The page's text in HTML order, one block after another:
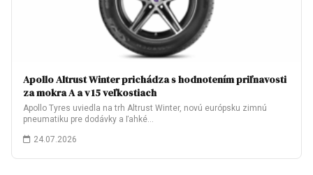
Apollo Altrust Winter prichádza s hodnotením priľnavosti
za mokra A a v 15 veľkostiach
Apollo Tyres uviedla na trh Altrust Winter, novú európsku zimnú
pneumatiku pre dodávky a ľahké…
24.07.2026